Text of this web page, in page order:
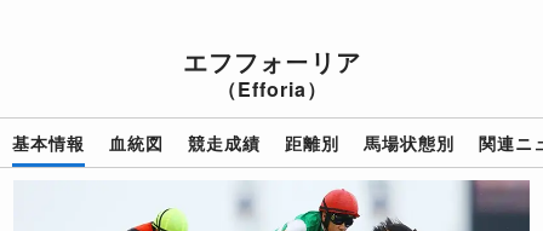
エフフォーリア
（Efforia）
基本情報 血統図 競走成績 距離別 馬場状態別 関連ニ